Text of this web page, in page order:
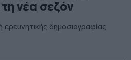
τη νέα σεζόν
δημοσιογραφίας